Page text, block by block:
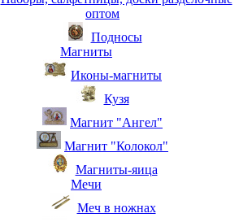
оптом
Подносы
Магниты
Иконы-магниты
Кузя
Магнит "Ангел"
Магнит "Колокол"
Магниты-яица
Мечи
Меч в ножнах